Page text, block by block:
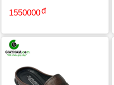
1550000